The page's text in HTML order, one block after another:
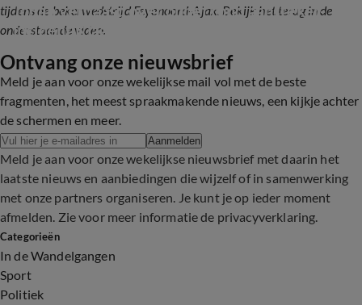
tijdens de bekerwedstrijd Feyenoord-Ajax. Bekijk het terug in de
onderstaande video.
5:05
Johan verbaasd over ophef rond aansteker-
incident Klaassen: 'Zwaar overdreven!'
Ontvang onze nieuwsbrief
Meld je aan voor onze wekelijkse mail vol met de beste
fragmenten, het meest spraakmakende nieuws, een kijkje achter
de schermen en meer.
Aanmelden
Meld je aan voor onze wekelijkse nieuwsbrief met daarin het
laatste nieuws en aanbiedingen die wijzelf of in samenwerking
met onze partners organiseren. Je kunt je op ieder moment
afmelden. Zie voor meer informatie de privacyverklaring.
Categorieën
In de Wandelgangen
Sport
Politiek